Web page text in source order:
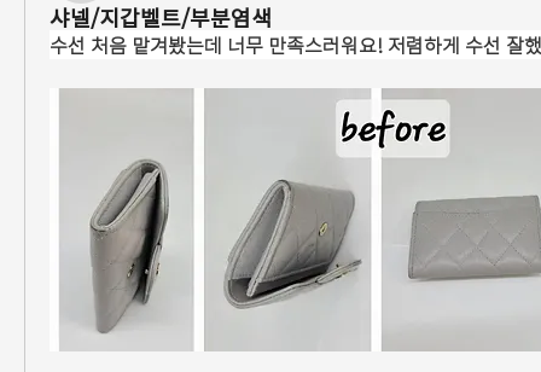
샤넬/지갑벨트/부분염색
수선 처음 맡겨봤는데 너무 만족스러워요! 저렴하게 수선 잘